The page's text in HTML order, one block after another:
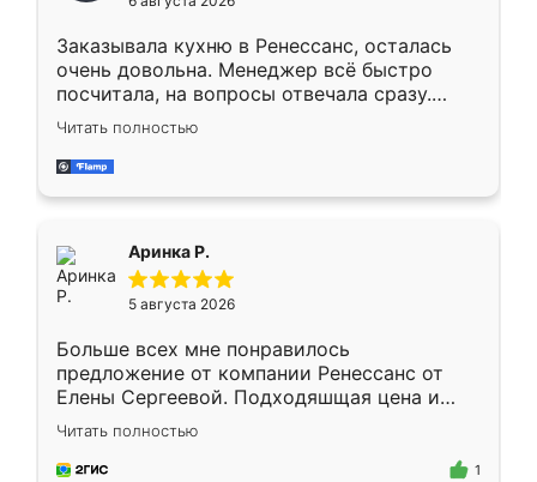
мебели буду заказывать только здесь.
Заказывала кухню в Ренессанс, осталась
очень довольна. Менеджер всё быстро
посчитала, на вопросы отвечала сразу.
Замерщик приехал в субботу, подошёл к
делу со всей ответственностью. Собрали
за день, ребята работали аккуратно, даже
Читать полностью
Аринка Р.
5 августа 2026
Больше всех мне понравилось
предложение от компании Ренессанс от
Елены Сергеевой. Подходяшщая цена и
короткие сроки изготовления. Приехавший
для замера сотрудник Владислав
предложил по моему эскизу самый
Читать полностью
1